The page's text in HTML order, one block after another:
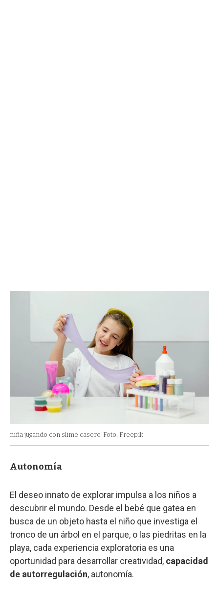
niña jugando con slime casero Foto: Freepik
Autonomía
El deseo innato de explorar impulsa a los niños a
descubrir el mundo. Desde el bebé que gatea en
busca de un objeto hasta el niño que investiga el
tronco de un árbol en el parque, o las piedritas en la
playa, cada experiencia exploratoria es una
oportunidad para desarrollar creatividad, capacidad
de autorregulación, autonomía.